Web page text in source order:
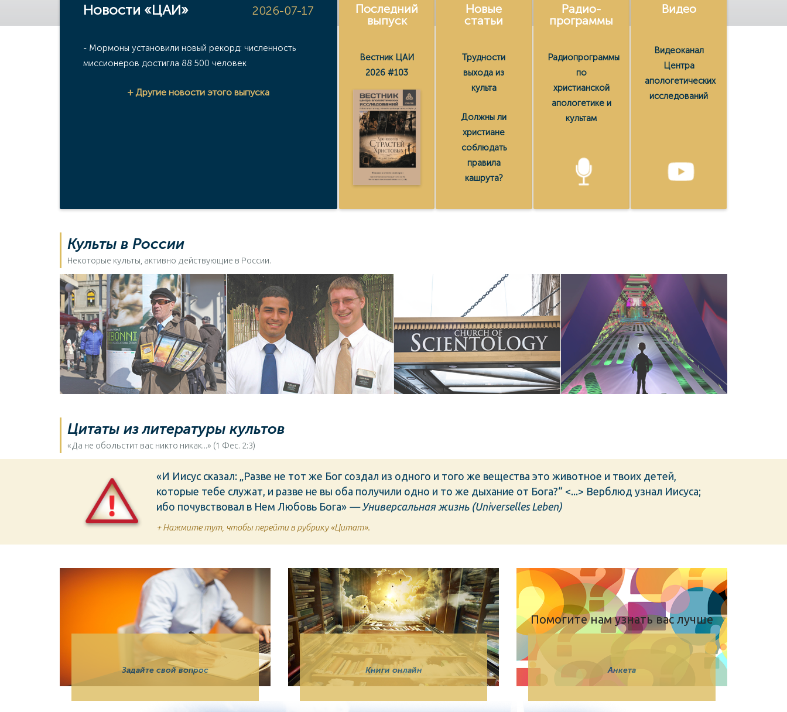
2026-07-17
Новости «ЦАИ»
- Мормоны установили новый рекорд: численность
миссионеров достигла 88 500 человек
+ Другие новости этого выпуска
Последний
выпуск
Вестник ЦАИ
2026 #103
Новые
статьи
Трудности
выхода из
культа
Должны ли
христиане
соблюдать
правила
кашрута?
Радио-
программы
Радиопрограммы
по
христианской
апологетике и
культам
Видео
Видеоканал
Центра
апологетических
исследований
Культы в России
Некоторые культы, активно действующие в России.
Цитаты из литературы культов
«Да не обольстит вас никто никак...» (1 Фес. 2:3)
«И Иисус сказал: „Разве не тот же Бог создал из одного и того же вещества это животное и твоих детей,
которые тебе служат, и разве не вы оба получили одно и то же дыхание от Бога?“ <...> Верблюд узнал Иисуса;
ибо почувствовал в Нем Любовь Бога» — Универсальная жизнь (Universelles Leben)
+ Нажмите тут, чтобы перейти в рубрику «Цитат».
Задайте свой вопрос Книги онлайн
Помогите нам узнать вас лучше
Анкета